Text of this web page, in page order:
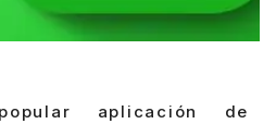
aplicación de